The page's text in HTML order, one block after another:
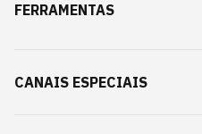
FERRAMENTAS
CANAIS ESPECIAIS